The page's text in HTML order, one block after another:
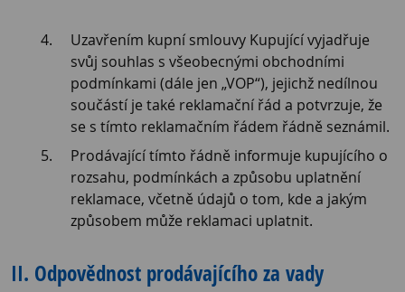
Uzavřením kupní smlouvy Kupující vyjadřuje
svůj souhlas s všeobecnými obchodními
podmínkami (dále jen „VOP“), jejichž nedílnou
součástí je také reklamační řád a potvrzuje, že
se s tímto reklamačním řádem řádně seznámil.
Prodávající tímto řádně informuje kupujícího o
rozsahu, podmínkách a způsobu uplatnění
reklamace, včetně údajů o tom, kde a jakým
způsobem může reklamaci uplatnit.
II. Odpovědnost prodávajícího za vady